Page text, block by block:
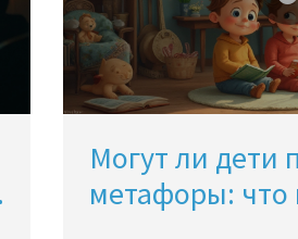
Могут ли дети
метафоры: что